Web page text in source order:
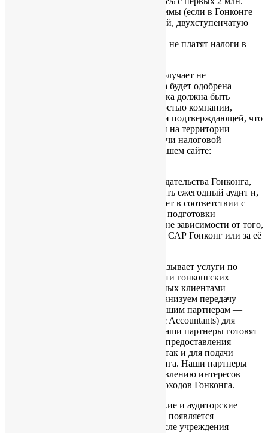
HKD прибыли и 16,5% с остальной суммы (если в Гонконге
имеется группа из нескольких компаний, двухступенчатую
Компании, получившие освобождение, не платят налоги в
Освобождение от налогов компания получает не
автоматически, а после того, как заявка будет одобрена
Налоговой службой САР Гонконг. Заявка должна быть
подкреплена проаудированной отчётностью компании,
показывающей все операции по счёту и подтверждающей, что
компания не имеет источника прибыли на территории
Гонконга. Подробнее о процедуре подачи налоговой
отчётности Вы можете прочитать на нашем сайте:
В соответствии с требованиями законодательства Гонконга,
гонконгская компания обязана проходить ежегодный аудит и,
следовательно, вести бухгалтерский учет в соответствии с
гонконгскими принципами и нормами подготовки
финансовой отчетности (HK GAAP), вне зависимости от того,
ведётся ли деятельность на территории САР Гонконг или за её
CHINA WINDOW Consulting Group оказывает услуги по
составлению управленческой отчетности гонконгских
компаний на основании предоставленных клиентами
первичных документов. Мы также организуем передачу
готовой управленческой отчетности нашим партнерам —
гонконгским аудиторам (Certified Public Accountants) для
прохождения аудиторских проверок. Наши партнеры готовят
отчет аудиторов, необходимый как для предоставления
внутренним пользователям компании, так и для подачи
отчетности в налоговые органы Гонконга. Наши партнеры
также могут оказать услуги по представлению интересов
компании в Управлении внутренних доходов Гонконга.
Необходимость оплачивать бухгалтерские и аудиторские
услуги у новых гонконгских компаний появляется
приблизительно через полтора года после учреждения